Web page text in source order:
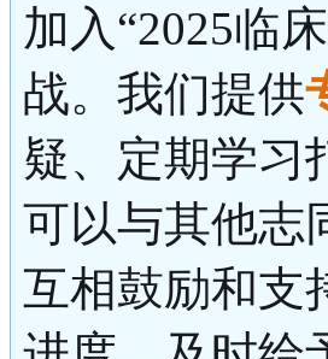
加入“2025临
战。我们提供
疑、定期学习
可以与其他志
互相鼓励和支